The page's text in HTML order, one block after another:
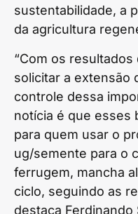
sustentabilidade, a
da agricultura
“Com os
solicitar a extensão
controle dessa
notícia é que esses
para quem usar o
ug/semente para o
ferrugem, mancha
ciclo, seguindo as
destaca Ferdinando